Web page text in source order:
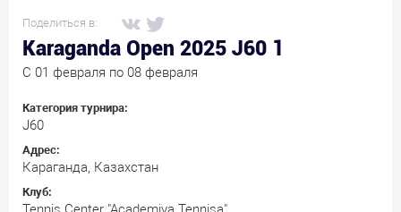
Поделиться в:
Karaganda Open 2025 J60 1
C 01 февраля по 08 февраля
Категория турнира:
J60
Адрес:
Караганда, Казахстан
Клуб: